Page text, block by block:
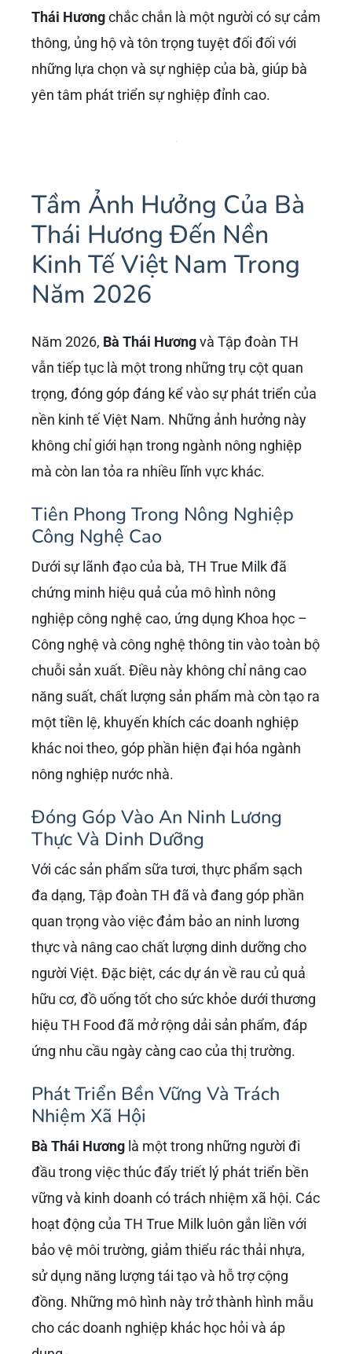
Thái Hươngchắc chắn là một người có sự cảm
thông, ủng hộ và tôn trọng tuyệt đối đối với
những lựa chọn và sự nghiệp của bà, giúp bà
yên tâm phát triển sự nghiệp đỉnh cao.
Tầm Ảnh Hưởng Của Bà
Thái Hương Đến Nền
Kinh Tế Việt Nam Trong
Năm 2026
Năm 2026, Bà Thái Hươngvà Tập đoàn TH
vẫn tiếp tục là một trong những trụ cột quan
trọng, đóng góp đáng kể vào sự phát triển của
nền kinh tế Việt Nam. Những ảnh hưởng này
không chỉ giới hạn trong ngành nông nghiệp
mà còn lan tỏa ra nhiều lĩnh vực khác.
Tiên Phong Trong Nông Nghiệp
Công Nghệ Cao
Dưới sự lãnh đạo của bà, TH True Milk đã
chứng minh hiệu quả của mô hình nông
nghiệp công nghệ cao, ứng dụng Khoa học –
Công nghệ và công nghệ thông tin vào toàn bộ
chuỗi sản xuất. Điều này không chỉ nâng cao
năng suất, chất lượng sản phẩm mà còn tạo ra
một tiền lệ, khuyến khích các doanh nghiệp
khác noi theo, góp phần hiện đại hóa ngành
nông nghiệp nước nhà.
Đóng Góp Vào An Ninh Lương
Thực Và Dinh Dưỡng
Với các sản phẩm sữa tươi, thực phẩm sạch
đa dạng, Tập đoàn TH đã và đang góp phần
quan trọng vào việc đảm bảo an ninh lương
thực và nâng cao chất lượng dinh dưỡng cho